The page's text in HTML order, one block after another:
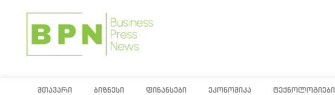
ᲛᲗᲐᲕᲐᲠᲘ ᲑᲘᲖᲜᲔᲡᲘ ᲤᲘᲜᲐᲜᲡᲔᲑᲘ ᲔᲙᲝᲜᲝᲛᲘᲙᲐ ᲢᲔᲥᲜᲝᲚᲝᲒᲘᲔᲑᲘ